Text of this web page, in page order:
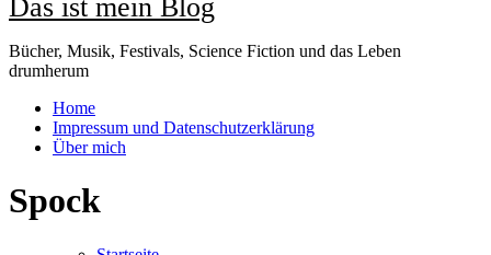
Das ist mein Blog
Bücher, Musik, Festivals, Science Fiction und das Leben
drumherum
Home
Impressum und Datenschutzerklärung
Über mich
Spock